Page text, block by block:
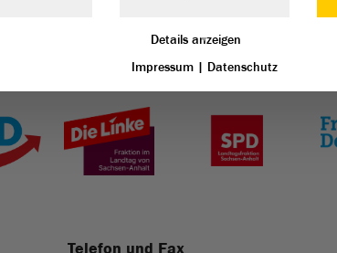
von Sachsen-Anhalt vertreten:
Details anzeigen
Impressum | Datenschutz